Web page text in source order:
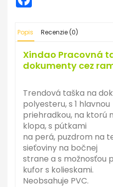
Popis Recenzie (0)
Xindao Pracovná
dokumenty cez
Trendová taška na
polyesteru, s 1 hlavnou
priehradkou, na ktorú
klopa, s pútkami
na perá, puzdrom na
sieťoviny na bočnej
strane a s možnosťou
kufor s kolieskami.
Neobsahuje PVC.